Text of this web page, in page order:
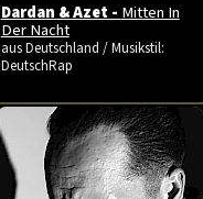
Dardan & Azet - Mitten In
Der Nacht
aus Deutschland / Musikstil:
DeutschRap